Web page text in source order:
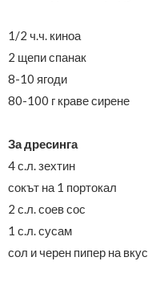
1/2 ч.ч. киноа
2 щепи спанак
8-10 ягоди
80-100 г краве сирене
За дресинга
4 с.л. зехтин
сокът на 1 портокал
2 с.л. соев сос
1 с.л. сусам
сол и черен пипер на вкус